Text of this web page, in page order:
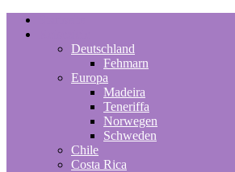
Deutschland
Fehmarn
Europa
Madeira
Teneriffa
Norwegen
Schweden
Chile
Costa Rica